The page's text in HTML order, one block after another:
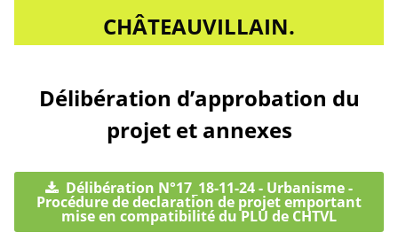
CHÂTEAUVILLAIN.
Délibération d’approbation du
projet et annexes
Délibération N°17_18-11-24 - Urbanisme -
Procédure de declaration de projet emportant
mise en compatibilité du PLU de CHTVL